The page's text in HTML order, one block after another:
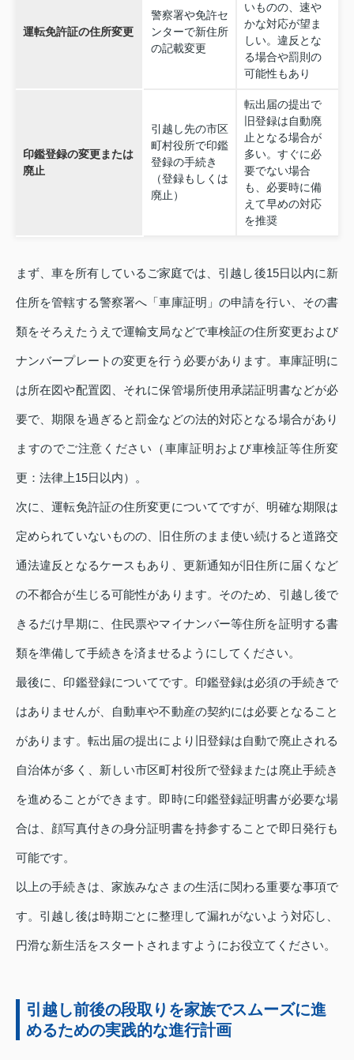
運転免許証の住所変更
警察署や免許セ
ンターで新住所
の記載変更
いものの、速や
かな対応が望ま
しい。違反とな
る場合や罰則の
可能性もあり
印鑑登録の変更または
廃止
引越し先の市区
町村役所で印鑑
登録の手続き
（登録もしくは
廃止）
転出届の提出で
旧登録は自動廃
止となる場合が
多い。すぐに必
要でない場合
も、必要時に備
えて早めの対応
を推奨
まず、車を所有しているご家庭では、引越し後15日以内に新
住所を管轄する警察署へ「車庫証明」の申請を行い、その書
類をそろえたうえで運輸支局などで車検証の住所変更および
ナンバープレートの変更を行う必要があります。車庫証明に
は所在図や配置図、それに保管場所使用承諾証明書などが必
要で、期限を過ぎると罰金などの法的対応となる場合があり
ますのでご注意ください（車庫証明および車検証等住所変
更：法律上15日以内）。
次に、運転免許証の住所変更についてですが、明確な期限は
定められていないものの、旧住所のまま使い続けると道路交
通法違反となるケースもあり、更新通知が旧住所に届くなど
の不都合が生じる可能性があります。そのため、引越し後で
きるだけ早期に、住民票やマイナンバー等住所を証明する書
類を準備して手続きを済ませるようにしてください。
最後に、印鑑登録についてです。印鑑登録は必須の手続きで
はありませんが、自動車や不動産の契約には必要となること
があります。転出届の提出により旧登録は自動で廃止される
自治体が多く、新しい市区町村役所で登録または廃止手続き
を進めることができます。即時に印鑑登録証明書が必要な場
合は、顔写真付きの身分証明書を持参することで即日発行も
可能です。
以上の手続きは、家族みなさまの生活に関わる重要な事項で
す。引越し後は時期ごとに整理して漏れがないよう対応し、
円滑な新生活をスタートされますようにお役立てください。
引越し前後の段取りを家族でスムーズに進
めるための実践的な進行計画